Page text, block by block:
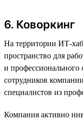
6. Коворкинг
На территории ИТ-
пространство для
и
сотрудников
специалистов из
Компания активно